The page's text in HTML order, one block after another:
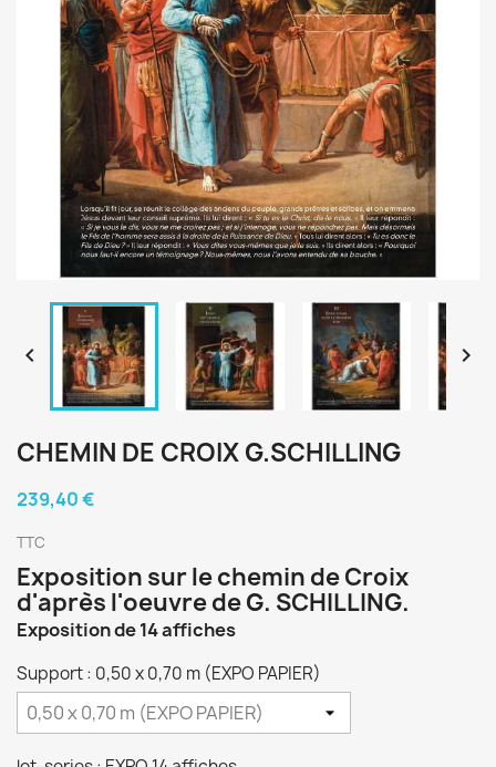
 
CHEMIN DE CROIX G.SCHILLING
239,40 €
TTC
Exposition sur le chemin de Croix
d'après l'oeuvre de G. SCHILLING.
Exposition de 14 affiches
Support : 0,50 x 0,70 m (EXPO PAPIER)